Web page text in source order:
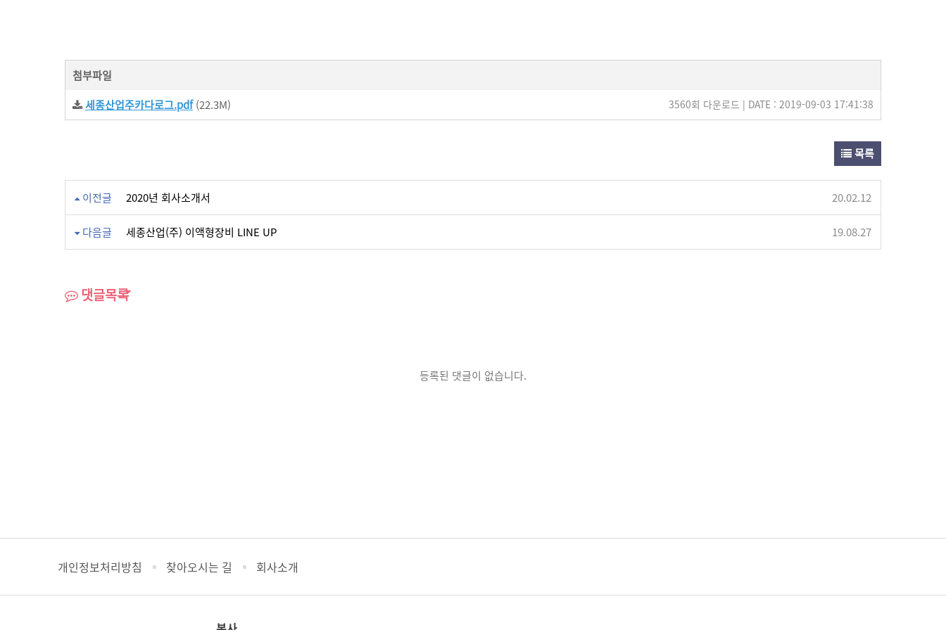
첨부파일
세종산업주카다로그.pdf(22.3M) 3560회 다운로드 | DATE : 2019-09-03 17:41:38
목록
이전글 2020년 회사소개서 20.02.12
다음글 세종산업(주) 이액형장비 LINE UP 19.08.27
댓글목록
등록된 댓글이 없습니다.
개인정보처리방침 찾아오시는 길 회사소개